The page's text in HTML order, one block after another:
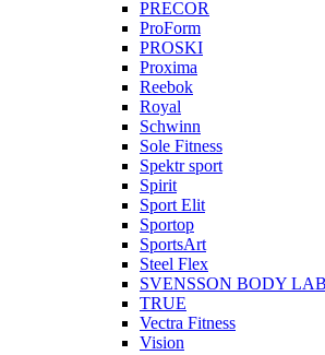
PRECOR
ProForm
PROSKI
Proxima
Reebok
Royal
Schwinn
Sole Fitness
Spektr sport
Spirit
Sport Elit
Sportop
SportsArt
Steel Flex
SVENSSON BODY
TRUE
Vectra Fitness
Vision